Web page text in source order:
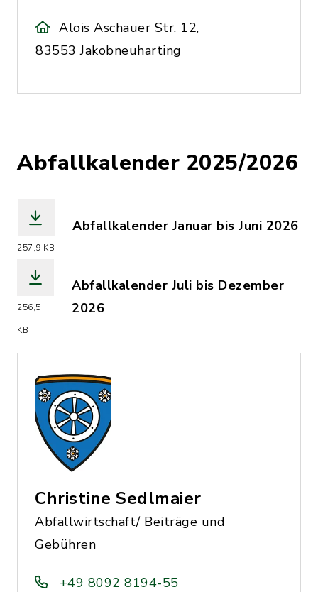
Alois Aschauer Str. 12,
83553 Jakobneuharting
Abfallkalender 2025/2026
257,9 KB
Abfallkalender Januar bis Juni 2026
256,5
KB
Abfallkalender Juli bis Dezember
2026
Christine Sedlmaier
Abfallwirtschaft/ Beiträge und
Gebühren
+49 8092 8194-55